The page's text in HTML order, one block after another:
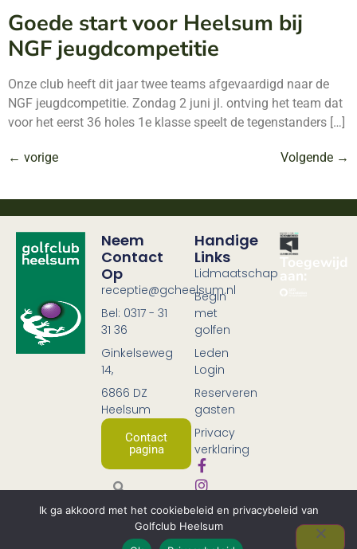
Goede start voor Heelsum bij
NGF jeugdcompetitie
Onze club heeft dit jaar twee teams afgevaardigd naar de
NGF jeugdcompetitie. Zondag 2 juni jl. ontving het team dat
voor het eerst 36 holes 1e klasse speelt de tegenstanders […]
← vorige Volgende →
Neem
Contact
Op
receptie@gcheelsum.nl
Bel: 0317 - 31
31 36
Ginkelseweg
14,
6866 DZ
Heelsum
Contact
pagina
Handige
Links
Lidmaatschap
Begin
met
golfen
Leden
Login
Reserveren
gasten
Privacy
verklaring
Toegewijd
aan:
Ik ga akkoord met het cookiebeleid en privacybeleid van
Golfclub Heelsum